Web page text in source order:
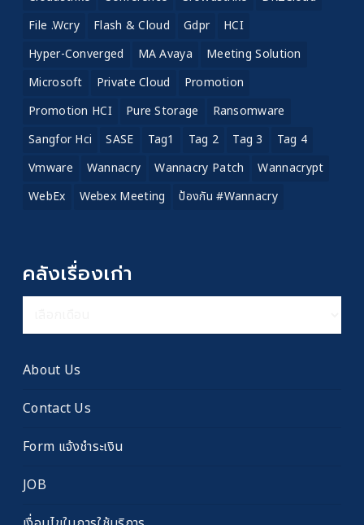
File .wcry
Flash & Cloud Gdpr
HCI
Hyper-Converged
MA Avaya
Meeting Solution
Microsoft
Private Cloud
Promotion
Promotion HCI
Pure Storage
Ransomware
Sangfor Hci
SASE Tag1 Tag 2 Tag 3
Tag 4
Vmware
Wannacry Wannacry Patch
Wannacrypt
WebEx
Webex Meeting ป้องกัน #wannacry
คลังเรื่องเก่า
เรื่อง
About Us
Contact Us
Form แจ้งชำระเงิน
JOB